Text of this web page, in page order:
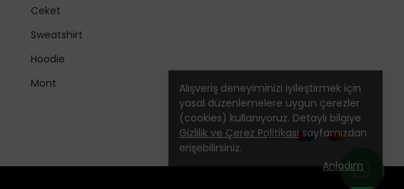
Alışveriş deneyiminizi iyileştirmek için
yasal düzenlemelere uygun çerezler
(cookies) kullanıyoruz. Detaylı bilgiye
Gizlilik ve Çerez Politikası sayfamızdan
erişebilirsiniz.
Anladım
Ceket
Sweatshirt
Hoodie
Mont